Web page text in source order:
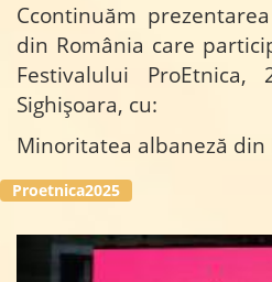
Ccontinuăm
din România care
Festivalului ProEtnica,
Sighișoara, cu:
Minoritatea albaneză din
...
Proetnica2025